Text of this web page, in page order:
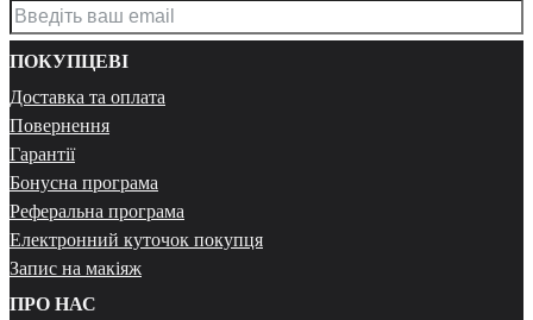
ПОКУПЦЕВІ
Доставка та оплата
Повернення
Гарантії
Бонусна програма
Реферальна програма
Електронний куточок покупця
Запис на макіяж
ПРО НАС